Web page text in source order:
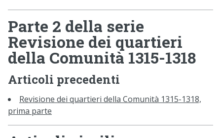
Parte 2 della serie
Revisione dei quartieri
della Comunità 1315-1318
Articoli precedenti
Revisione dei quartieri della Comunità 1315-1318,
prima parte